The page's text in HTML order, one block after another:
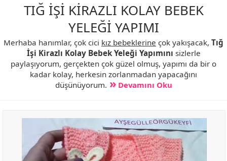
TIĞ İŞİ KİRAZLI KOLAY BEBEK
YELEĞİ YAPIMI
Merhaba hanımlar, çok cici kız bebeklerine çok yakışacak, Tığ
İşi Kirazlı Kolay Bebek Yeleği Yapımını sizlerle
paylaşıyorum, gerçekten çok güzel olmuş, yapımı da bir o
kadar kolay, herkesin zorlanmadan yapacağını
düşünüyorum.
Devamını Oku